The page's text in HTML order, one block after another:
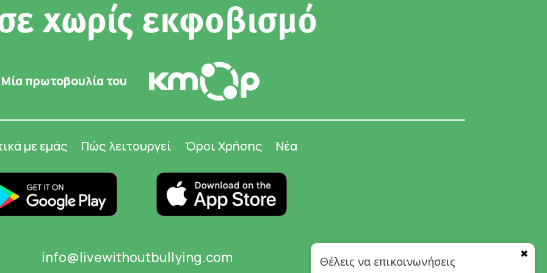
χωρίς εκφοβισμό
Μία πρωτοβουλία του
με εμάς Πώς λειτουργεί Όροι Χρήσης Νέα
info@livewithoutbullying.com
Θέλεις να επικοινωνήσεις
✖